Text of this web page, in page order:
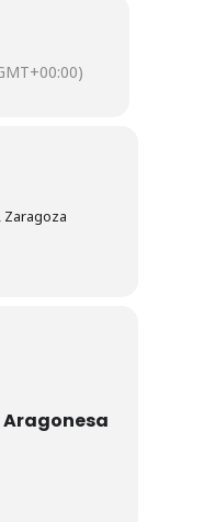
Zaragoza